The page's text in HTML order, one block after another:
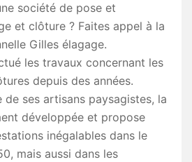
société de pose et
et clôture ? Faites appel à la
Gilles élagage.
les travaux concernant les
depuis des années.
de ses artisans paysagistes, la
développée et propose
inégalables dans le
mais aussi dans les